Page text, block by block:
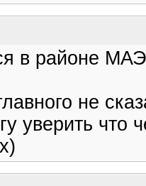
в районе
не
уверить что